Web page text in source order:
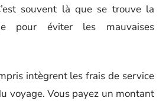
souvent là que se trouve la
pour éviter les mauvaises
intègrent les frais de service
voyage. Vous payez un montant